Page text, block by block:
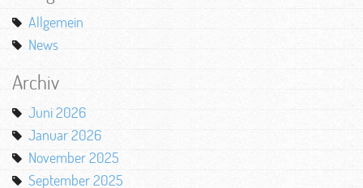
Allgemein
News
Archiv
Juni 2026
Januar 2026
November 2025
September 2025